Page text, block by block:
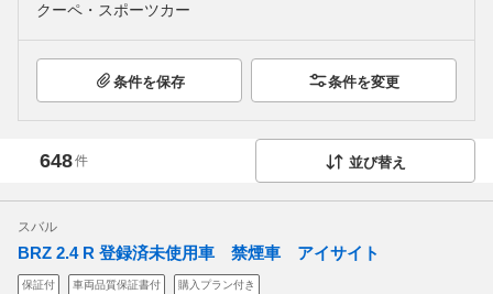
クーペ・スポーツカー
条件を保存 条件を変更
648件 並び替え
スバル
BRZ 2.4 R 登録済未使用車 禁煙車 アイサイト
保証付 車両品質保証書付 購入プラン付き